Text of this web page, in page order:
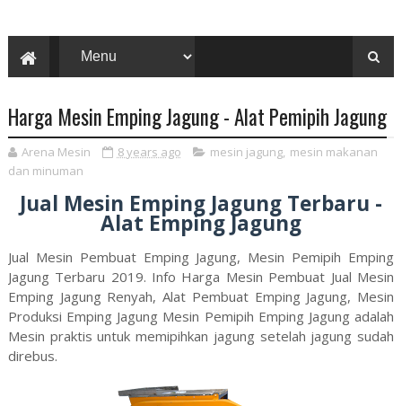
Harga Mesin Emping Jagung - Alat Pemipih Jagung
Arena Mesin 8 years ago mesin jagung, mesin makanan
dan minuman
Jual Mesin Emping Jagung Terbaru -
Alat Emping Jagung
Jual Mesin Pembuat Emping Jagung, Mesin Pemipih Emping
Jagung Terbaru 2019. Info Harga Mesin Pembuat Jual Mesin
Emping Jagung Renyah, Alat Pembuat Emping Jagung, Mesin
Produksi Emping Jagung Mesin Pemipih Emping Jagung adalah
Mesin praktis untuk memipihkan jagung setelah jagung sudah
direbus.